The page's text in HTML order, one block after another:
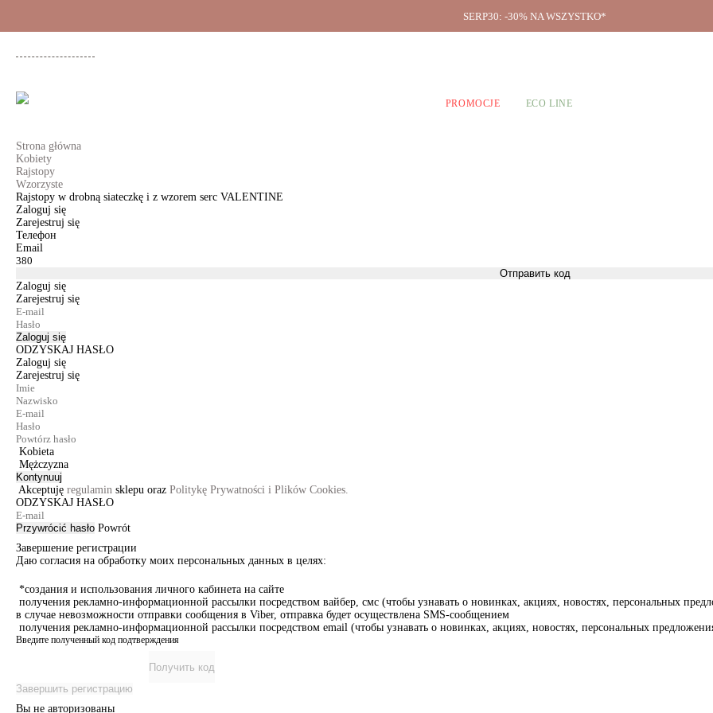
SERP30: -30% NA WSZYSTKO*
PROMOCJE ECO LINE
Strona główna
Kobiety
Rajstopy
Wzorzyste
Rajstopy w drobną siateczkę i z wzorem serc VALENTINE
Zaloguj się
Zarejestruj się
Телефон
Email
Отправить код
Zaloguj się
Zarejestruj się
Zaloguj się
ODZYSKAJ HASŁO
Zaloguj się
Zarejestruj się
Kobieta
Mężczyzna
Kontynuuj
Akceptuję regulamin sklepu oraz Politykę Prywatności i Plików Cookies.
ODZYSKAJ HASŁO
Przywrócić hasło Powrót
Завершение регистрации
Даю согласия на обработку моих персональных данных в целях:
*создания и использования личного кабинета на сайте
получения рекламно-информационной рассылки посредством вайбер, смс (чтобы узнавать о новинках, акциях, новостях, персональных
в случае невозможности отправки сообщения в Viber, отправка будет осуществлена SMS-сообщением
получения рекламно-информационной рассылки посредством email (чтобы узнавать о новинках, акциях, новостях, персональных
Введите полученный код подтверждения
Получить код
Завершить регистрацию
Вы не авторизованы